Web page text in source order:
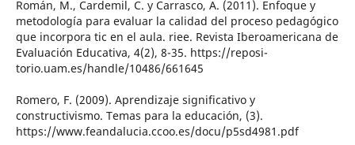
Román, M., Cardemil, C. y Carrasco, A. (2011). Enfoque y
metodología para evaluar la calidad del proceso pedagógico
que incorpora tic en el aula. riee. Revista Iberoamericana de
Evaluación Educativa, 4(2), 8-35. https://reposi-
torio.uam.es/handle/10486/661645
Romero, F. (2009). Aprendizaje significativo y
constructivismo. Temas para la educación, (3).
https://www.feandalucia.ccoo.es/docu/p5sd4981.pdf